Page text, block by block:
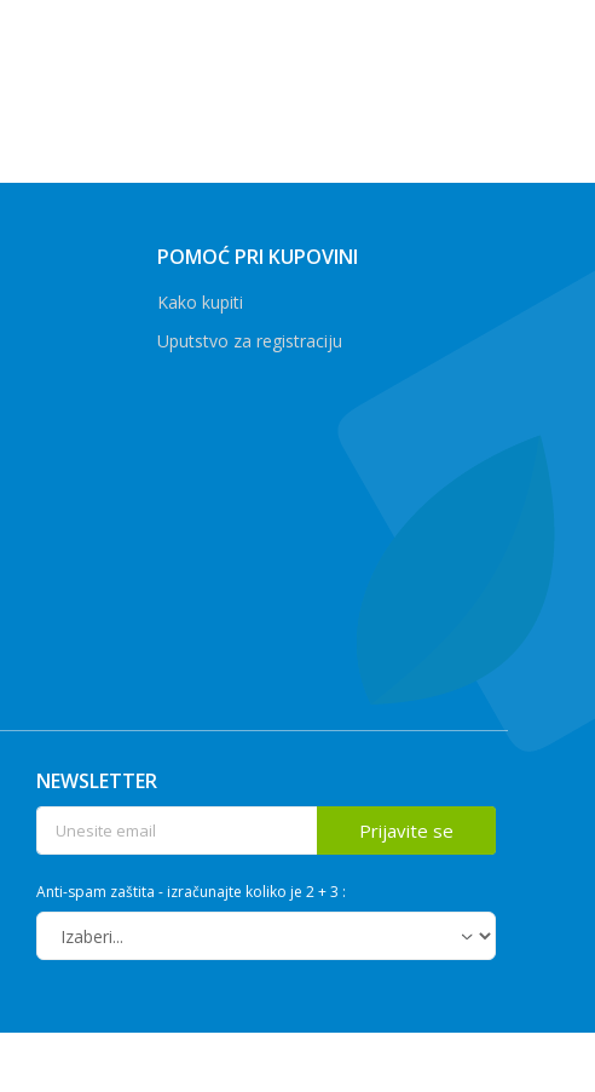
POMOĆ PRI KUPOVINI
Kako kupiti
Uputstvo za registraciju
NEWSLETTER
Anti-spam zaštita - izračunajte koliko je 2 + 3 :
Prijavite se